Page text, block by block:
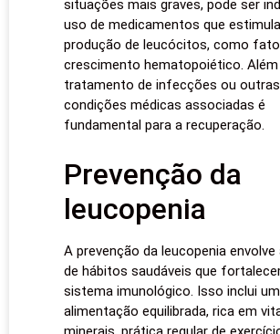
situações mais graves, pode ser
uso de medicamentos que
produção de leucócitos, como
crescimento hematopoiético.
tratamento de infecções ou outras
condições médicas associadas é
fundamental para a recuperação.
Prevenção da
leucopenia
A prevenção da leucopenia envolve
de hábitos saudáveis que
sistema imunológico. Isso inclui
alimentação equilibrada, rica em